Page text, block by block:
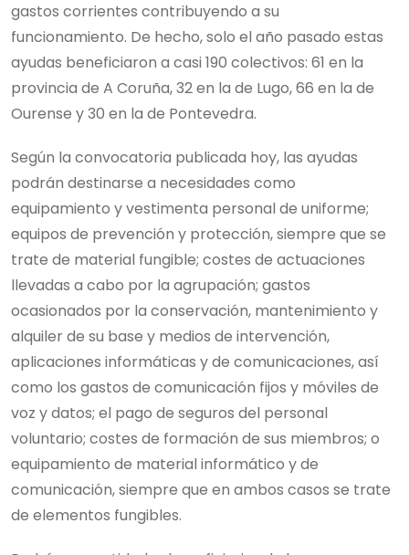
gastos corrientes contribuyendo a su
funcionamiento. De hecho, solo el año pasado estas
ayudas beneficiaron a casi 190 colectivos: 61 en la
provincia de A Coruña, 32 en la de Lugo, 66 en la de
Ourense y 30 en la de Pontevedra.
Según la convocatoria publicada hoy, las ayudas
podrán destinarse a necesidades como
equipamiento y vestimenta personal de uniforme;
equipos de prevención y protección, siempre que se
trate de material fungible; costes de actuaciones
llevadas a cabo por la agrupación; gastos
ocasionados por la conservación, mantenimiento y
alquiler de su base y medios de intervención,
aplicaciones informáticas y de comunicaciones, así
como los gastos de comunicación fijos y móviles de
voz y datos; el pago de seguros del personal
voluntario; costes de formación de sus miembros; o
equipamiento de material informático y de
comunicación, siempre que en ambos casos se trate
de elementos fungibles.